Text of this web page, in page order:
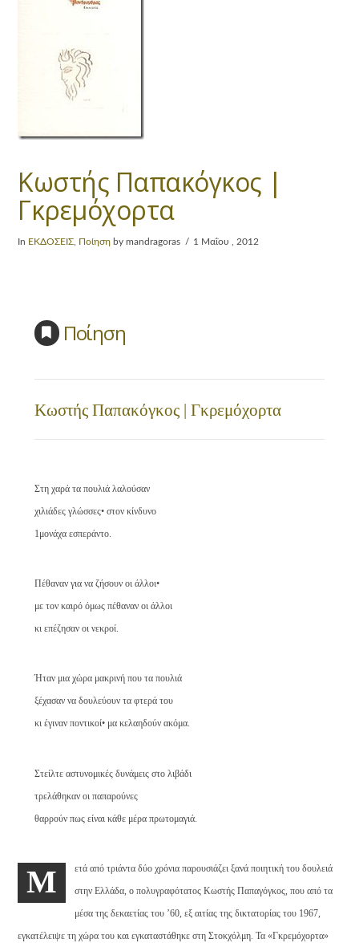
Kωστής Παπακόγκoς |
Γκρεμόχορτα
In ΕΚΔΟΣΕΙΣ Ποίηση by mandragoras 1 Μαΐου , 2012
Ποίηση
Kωστής Παπακόγκoς | Γκρεμόχορτα
Στη χαρά τα πουλιά λαλούσαν
χιλιάδες γλώσσες• στον κίνδυνο
1μονάχα εσπεράντο.
Πέθαναν για να ζήσουν οι άλλοι•
με τον καιρό όμως πέθαναν οι άλλοι
κι επέζησαν οι νεκροί.
Ήταν μια χώρα μακρινή που τα πουλιά
ξέχασαν να δουλεύουν τα φτερά του
κι έγιναν ποντικοί• μα κελαηδούν ακόμα.
Στείλτε αστυνομικές δυνάμεις στο λιβάδι
τρελάθηκαν οι παπαρούνες
θαρρούν πως είναι κάθε μέρα πρωτομαγιά.
M
ετά από τριάντα δύο χρόνια παρουσιάζει ξανά ποιητική του δουλειά
στην Ελλάδα, ο πολυγραφότατος Κωστής Παπαγόγκος, που από τα
μέσα της δεκαετίας του ’60, εξ αιτίας της δικτατορίας του 1967,
εγκατέλειψε τη χώρα του και εγκαταστάθηκε στη Στοκχόλμη. Τα «Γκρεμόχορτα»